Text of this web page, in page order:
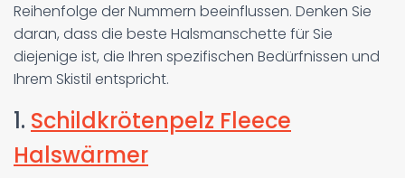
Reihenfolge der Nummern beeinflussen. Denken Sie
daran, dass die beste Halsmanschette für Sie
diejenige ist, die Ihren spezifischen Bedürfnissen und
Ihrem Skistil entspricht.
1. Schildkrötenpelz Fleece
Halswärmer